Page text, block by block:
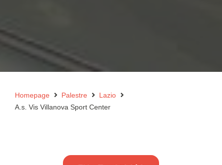
Homepage Palestre
Lazio
A.s. Vis Villanova Sport Center